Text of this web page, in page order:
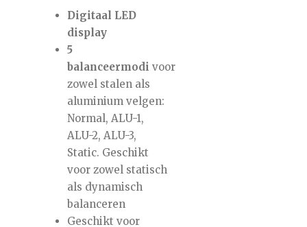
Digitaal LED
display
5
balanceermodi voor
zowel stalen als
aluminium velgen:
Normal, ALU-1,
ALU-2, ALU-3,
Static. Geschikt
voor zowel statisch
als dynamisch
balanceren
Geschikt voor